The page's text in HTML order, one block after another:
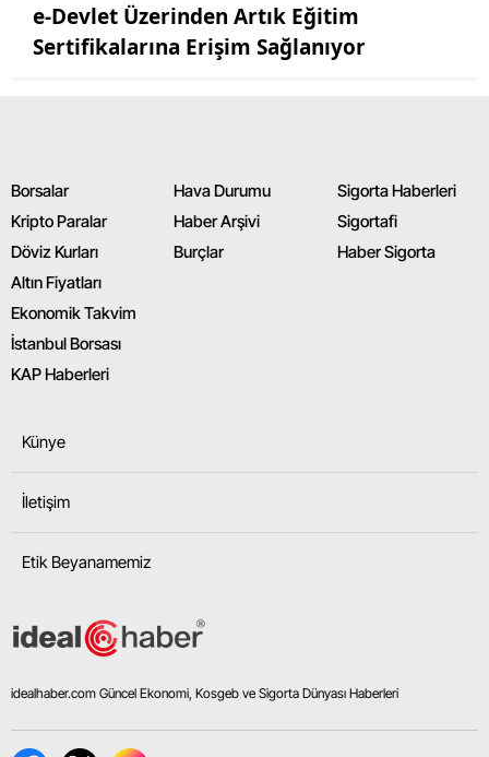
e-Devlet Üzerinden Artık Eğitim
Sertifikalarına Erişim Sağlanıyor
Borsalar
Kripto Paralar
Döviz Kurları
Altın Fiyatları
Ekonomik Takvim
İstanbul Borsası
KAP Haberleri
Hava Durumu
Haber Arşivi
Burçlar
Sigorta Haberleri
Sigortafi
Haber Sigorta
Künye
İletişim
Etik Beyanamemiz
idealhaber.com Güncel Ekonomi, Kosgeb ve Sigorta Dünyası Haberleri